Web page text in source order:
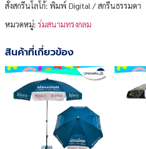
สั่งสกรีนโลโก้: พิมพ์ Digital / สกรีนธรรมดา
หมวดหมู่: ร่มสนามทรงกลม
สินค้าที่เกี่ยวข้อง